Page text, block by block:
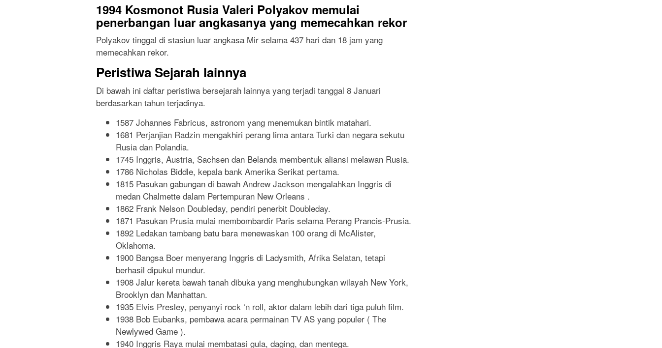
1994 Kosmonot Rusia Valeri Polyakov memulai
penerbangan luar angkasanya yang memecahkan rekor
Polyakov tinggal di stasiun luar angkasa Mir selama 437 hari dan 18 jam yang
memecahkan rekor.
Peristiwa Sejarah lainnya
Di bawah ini daftar peristiwa bersejarah lainnya yang terjadi tanggal 8 Januari
berdasarkan tahun terjadinya.
1587 Johannes Fabricus, astronom yang menemukan bintik matahari.
1681 Perjanjian Radzin mengakhiri perang lima antara Turki dan negara sekutu
Rusia dan Polandia.
1745 Inggris, Austria, Sachsen dan Belanda membentuk aliansi melawan Rusia.
1786 Nicholas Biddle, kepala bank Amerika Serikat pertama.
1815 Pasukan gabungan di bawah Andrew Jackson mengalahkan Inggris di
medan Chalmette dalam Pertempuran New Orleans .
1862 Frank Nelson Doubleday, pendiri penerbit Doubleday.
1871 Pasukan Prusia mulai membombardir Paris selama Perang Prancis-Prusia.
1892 Ledakan tambang batu bara menewaskan 100 orang di McAlister,
Oklahoma.
1900 Bangsa Boer menyerang Inggris di Ladysmith, Afrika Selatan, tetapi
berhasil dipukul mundur.
1908 Jalur kereta bawah tanah dibuka yang menghubungkan wilayah New York,
Brooklyn dan Manhattan.
1935 Elvis Presley, penyanyi rock ‘n roll, aktor dalam lebih dari tiga puluh film.
1938 Bob Eubanks, pembawa acara permainan TV AS yang populer ( The
Newlywed Game ).
1940 Inggris Raya mulai membatasi gula, daging, dan mentega.